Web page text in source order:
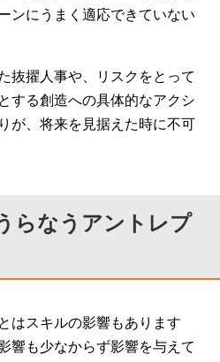
ンにうまく適応できていない
抜擢人事や、リスクをとって
する創造への具体的なアクシ
が、将来を見据えた時に不可
らなうアントレプ
はスキルの影響もあります
響も少なからず影響を与えて